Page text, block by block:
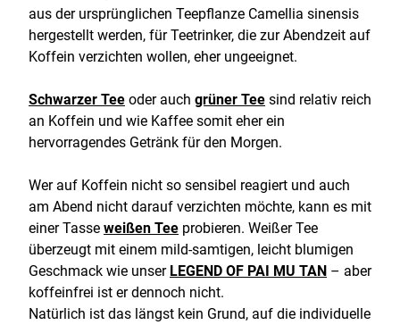
aus der ursprünglichen Teepflanze Camellia sinensis
hergestellt werden, für Teetrinker, die zur Abendzeit auf
Koffein verzichten wollen, eher ungeeignet.
Schwarzer Tee oder auch grüner Tee sind relativ reich
an Koffein und wie Kaffee somit eher ein
hervorragendes Getränk für den Morgen.
Wer auf Koffein nicht so sensibel reagiert und auch
am Abend nicht darauf verzichten möchte, kann es mit
einer Tasse weißen Tee probieren. Weißer Tee
überzeugt mit einem mild-samtigen, leicht blumigen
Geschmack wie unser LEGEND OF PAI MU TAN – aber
koffeinfrei ist er dennoch nicht.
Natürlich ist das längst kein Grund, auf die individuelle